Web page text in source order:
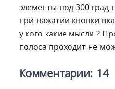
элементы под 300 град
при нажатии кнопки
у кого какие мысли ?
полоса проходит не
Комментарии: 14